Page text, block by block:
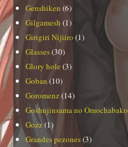
Genshiken (6)
Gilgamesh (1)
Girigiri Nijiiro (1)
Glasses(30)
Glory hole (3)
Goban (10)
Goromenz(14)
Goshujinsama no Omochabako
Gozz(1)
Grandes pezones(3)